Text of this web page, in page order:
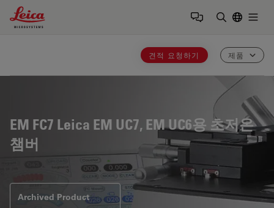
Leica Microsystems Logo
견적 요청하기 제품
EM FC7 Leica EM UC7, EM UC6용 초저온
챔버
Archived Product